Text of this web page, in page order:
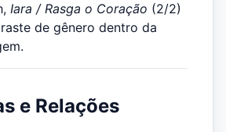
Iara / Rasga o Coração (2/2)
de gênero dentro da
e Relações